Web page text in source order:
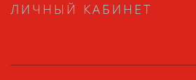
ЛИЧНЫЙ КАБИНЕТ